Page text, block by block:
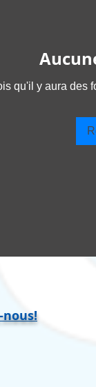
qu'il y aura des
nous!